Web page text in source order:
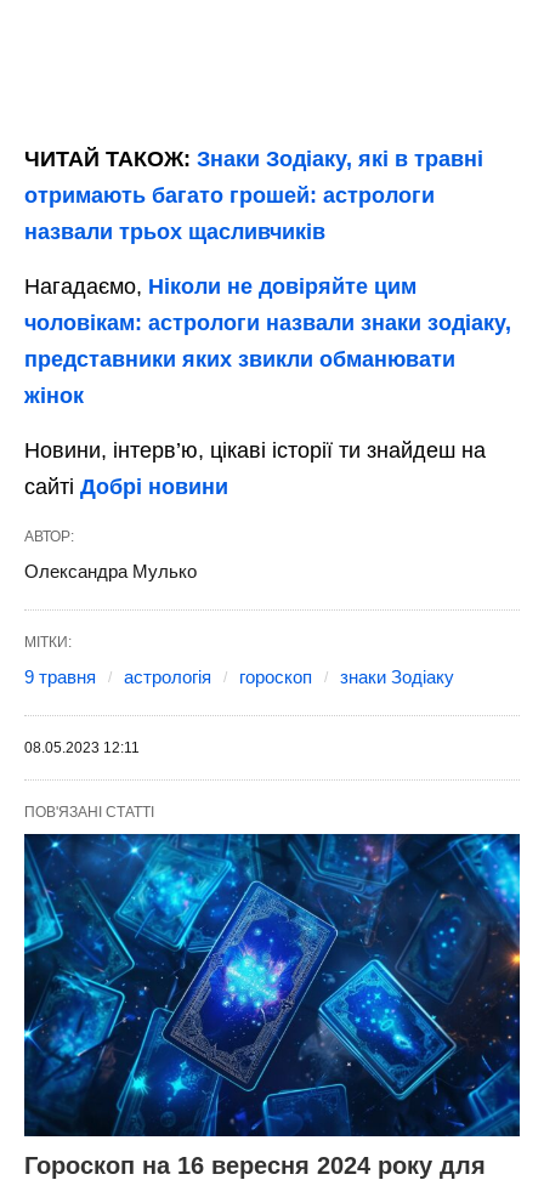
ЧИТАЙ ТАКОЖ: Знаки Зодіаку, які в травні
отримають багато грошей: астрологи
назвали трьох щасливчиків
Нагадаємо, Ніколи не довіряйте цим
чоловікам: астрологи назвали знаки зодіаку,
представники яких звикли обманювати
жінок
Новини, інтерв’ю, цікаві історії ти знайдеш на
сайті Добрі новини
АВТОР:
Олександра Мулько
МІТКИ:
9 травня астрологія гороскоп знаки Зодіаку
08.05.2023 12:11
ПОВ'ЯЗАНІ СТАТТІ
Гороскоп на 16 вересня 2024 року для